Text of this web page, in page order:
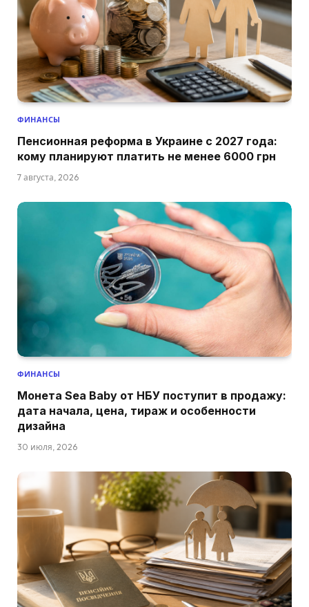
ФИНАНСЫ
Пенсионная реформа в Украине с 2027 года:
кому планируют платить не менее 6000 грн
7 августа, 2026
ФИНАНСЫ
Монета Sea Baby от НБУ поступит в продажу:
дата начала, цена, тираж и особенности
дизайна
30 июля, 2026